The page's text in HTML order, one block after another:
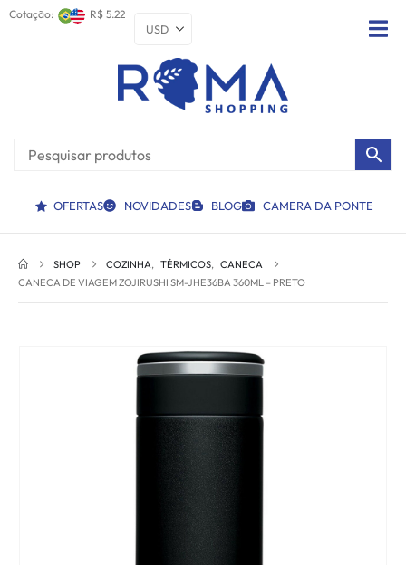
Cotação: R$ 5.22
OFERTAS NOVIDADES BLOG CAMERA DA PONTE
SHOP COZINHA, TÉRMICOS, CANECA
CANECA DE VIAGEM ZOJIRUSHI SM-JHE36BA 360ML – PRETO